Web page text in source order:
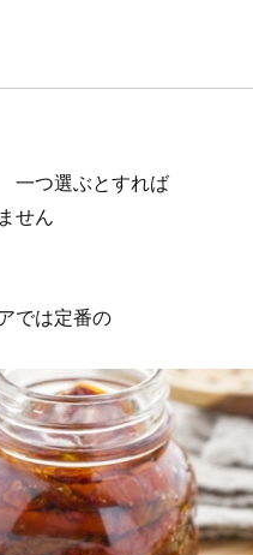
一つ選ぶとすれば
せん
では定番の